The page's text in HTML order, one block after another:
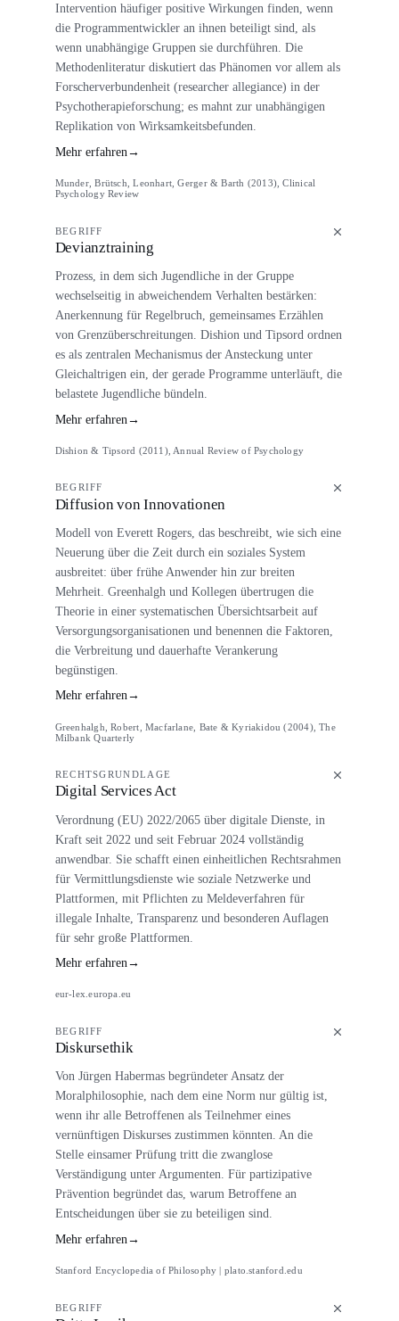
Intervention häufiger positive Wirkungen finden, wenn
die Programmentwickler an ihnen beteiligt sind, als
wenn unabhängige Gruppen sie durchführen. Die
Methodenliteratur diskutiert das Phänomen vor allem als
Forscherverbundenheit (researcher allegiance) in der
Psychotherapieforschung; es mahnt zur unabhängigen
Replikation von Wirksamkeitsbefunden.
Mehr erfahren →
Munder, Brütsch, Leonhart, Gerger & Barth (2013), Clinical
Psychology Review
BEGRIFF
Devianztraining
Prozess, in dem sich Jugendliche in der Gruppe
wechselseitig in abweichendem Verhalten bestärken:
Anerkennung für Regelbruch, gemeinsames Erzählen
von Grenzüberschreitungen. Dishion und Tipsord ordnen
es als zentralen Mechanismus der Ansteckung unter
Gleichaltrigen ein, der gerade Programme unterläuft, die
belastete Jugendliche bündeln.
Mehr erfahren →
Dishion & Tipsord (2011), Annual Review of Psychology
BEGRIFF
Diffusion von Innovationen
Modell von Everett Rogers, das beschreibt, wie sich eine
Neuerung über die Zeit durch ein soziales System
ausbreitet: über frühe Anwender hin zur breiten
Mehrheit. Greenhalgh und Kollegen übertrugen die
Theorie in einer systematischen Übersichtsarbeit auf
Versorgungsorganisationen und benennen die Faktoren,
die Verbreitung und dauerhafte Verankerung
begünstigen.
Mehr erfahren→
Greenhalgh, Robert, Macfarlane, Bate & Kyriakidou (2004), The
Milbank Quarterly
RECHTSGRUNDLAGE
Digital Services Act
Verordnung (EU) 2022/2065 über digitale Dienste, in
Kraft seit 2022 und seit Februar 2024 vollständig
anwendbar. Sie schafft einen einheitlichen Rechtsrahmen
für Vermittlungsdienste wie soziale Netzwerke und
Plattformen, mit Pflichten zu Meldeverfahren für
illegale Inhalte, Transparenz und besonderen Auflagen
für sehr große Plattformen.
Mehr erfahren→
eur-lex.europa.eu
BEGRIFF
Diskursethik
Von Jürgen Habermas begründeter Ansatz der
Moralphilosophie, nach dem eine Norm nur gültig ist,
wenn ihr alle Betroffenen als Teilnehmer eines
vernünftigen Diskurses zustimmen könnten. An die
Stelle einsamer Prüfung tritt die zwanglose
Verständigung unter Argumenten. Für partizipative
Prävention begründet das, warum Betroffene an
Entscheidungen über sie zu beteiligen sind.
Mehr erfahren →
Stanford Encyclopedia of Philosophy | plato.stanford.edu
BEGRIFF